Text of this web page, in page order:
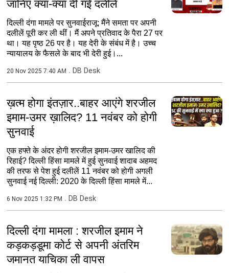
जानिए क्या-क्या दी गईं दलीलें
दिल्ली दंगा मामले पर सुनवाईराजू: मैंने समता पर अपनी
दलीलें पूरी कर ली थीं। मैं अपने प्रतिवाद के पैरा 27 पर
था। यह पृष्ठ 26 पर है। यह देरी के संबंध में है। उच्च
न्यायालय के फैसले के बाद भी देरी हुई।...
20 Nov 2025 7:40 AM DB Desk
ख़त्म होगा इंतज़ार..बाहर आएंगे शरजील
इमाम-उमर ख़ालिद? 11 नवंबर को होगी
सुनवाई
एक हफ्ते के अंदर होगी शरजील इमाम-उमर खालिद की
रिहाई? दिल्ली हिंसा मामले में हुई सुनवाई शादाब अहमद
की तरफ से पेश हुई दलीलें 11 नवंबर को होगी अगली
सुनवाई नई दिल्ली: 2020 के दिल्ली हिंसा मामले में...
6 Nov 2025 1:32 PM DB Desk
दिल्ली दंगा मामला : शरजील इमाम ने
कड़कड़डूमा कोर्ट से अपनी अंतरिम
जमानत याचिका ली वापस